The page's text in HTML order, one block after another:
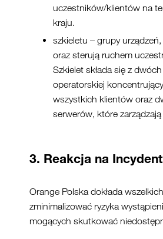
uczestników/klientów na
kraju.
szkieletu – grupy
oraz sterują ruchem
Szkielet składa się z
operatorskiej
wszystkich klientów oraz
serwerów, które
3. Reakcja na Incydent
Orange Polska dokłada
zminimalizować ryzyka
mogących skutkować